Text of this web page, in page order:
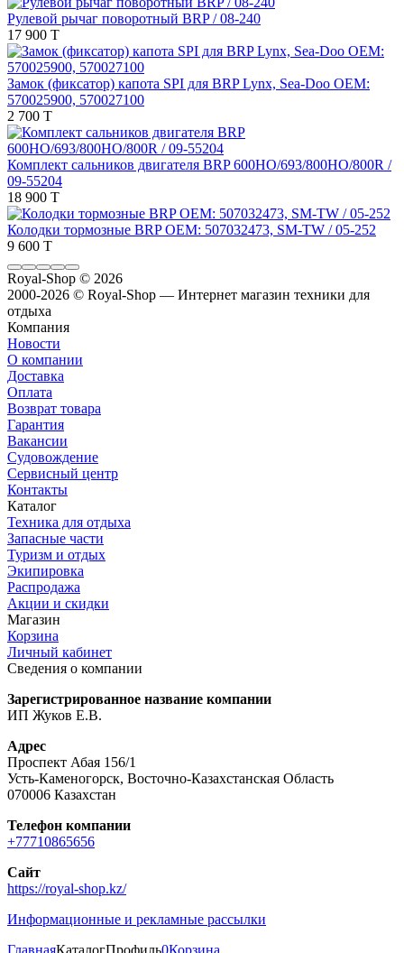
Рулевой рычаг поворотный BRP / 08-240
17 900 T
Замок (фиксатор) капота SPI для BRP Lynx, Sea-Doo OEM:
570025900, 570027100
2 700 T
Комплект сальников двигателя BRP 600HO/693/800HO/800R /
09-55204
18 900 T
Колодки тормозные BRP OEM: 507032473, SM-TW / 05-252
9 600 T
Royal-Shop © 2026
2000-2026 © Royal-Shop — Интернет магазин техники для
отдыха
Компания
Новости
О компании
Доставка
Оплата
Возврат товара
Гарантия
Вакансии
Судовождение
Сервисный центр
Контакты
Каталог
Техника для отдыха
Запасные части
Туризм и отдых
Экипировка
Распродажа
Акции и скидки
Магазин
Корзина
Личный кабинет
Сведения о компании
Зарегистрированное название компании
ИП Жуков Е.В.
Адрес
Проспект Абая 156/1
Усть-Каменогорск, Восточно-Казахстанская Область
070006 Казахстан
Телефон компании
+77710865656
Сайт
https://royal-shop.kz/
Информационные и рекламные рассылки